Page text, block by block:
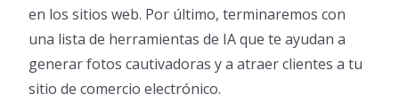
en los sitios web. Por último, terminaremos con
una lista de herramientas de IA que te ayudan a
generar fotos cautivadoras y a atraer clientes a tu
sitio de comercio electrónico.